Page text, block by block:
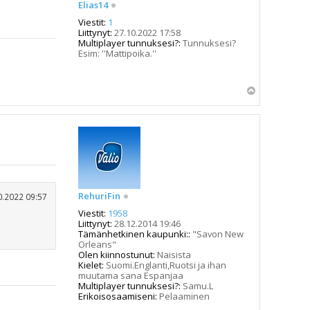
Elias14
Viestit: 1
Liittynyt: 27.10.2022 17:58
Multiplayer tunnuksesi?: Tunnuksesi?
Esim: ''Mattipoika.''
ö
RehuriFin
Viestit: 1958
Liittynyt: 28.12.2014 19:46
Tämänhetkinen kaupunki:: "Savon New
Orleans"
Olen kiinnostunut: Naisista
Kielet: Suomi.Englanti,Ruotsi ja ihan
muutama sana Espanjaa
Multiplayer tunnuksesi?: Samu.L
Erikoisosaamiseni: Pelaaminen
09:57